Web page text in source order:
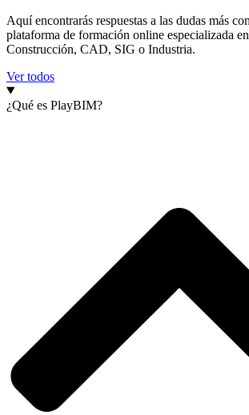
Aquí encontrarás respuestas a las dudas más
plataforma de formación online especializada
Construcción, CAD, SIG o Industria.
Ver todos
¿Qué es PlayBIM?